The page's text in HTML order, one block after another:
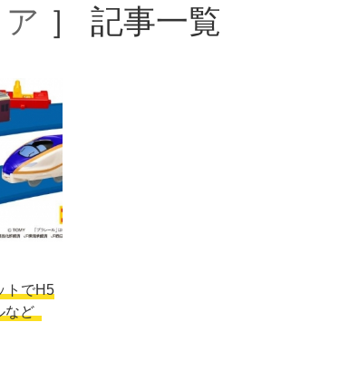
］ 記事一覧
トでH5
など